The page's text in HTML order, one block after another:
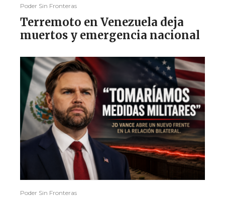
Poder Sin Fronteras
Terremoto en Venezuela deja
muertos y emergencia nacional
Poder Sin Fronteras